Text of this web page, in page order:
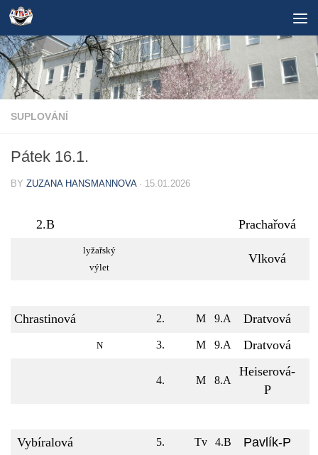
Skip to content
SUPLOVÁNÍ
Pátek 16.1.
BY ZUZANA HANSMANNOVA · 15.01.2026
2.B Prachařová
lyžařský
výlet
Vlková
Chrastinová 2. M 9.A Dratvová
N 3. M 9.A Dratvová
4. M 8.A
Heiserová-
P
Vybíralová 5. Tv 4.B Pavlík-P